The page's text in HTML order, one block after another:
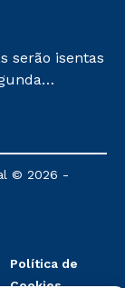
serão isentas
será de R$
Ensino
© 2026 -
Política de